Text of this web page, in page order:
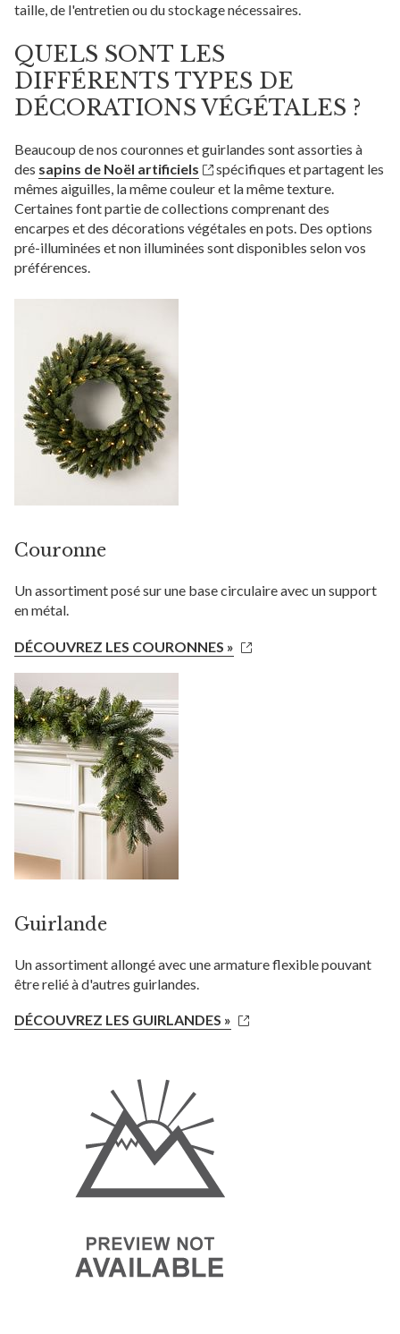
taille, de l'entretien ou du stockage nécessaires.
QUELS SONT LES
DIFFÉRENTS TYPES DE
DÉCORATIONS VÉGÉTALES ?
Beaucoup de nos couronnes et guirlandes sont assorties à
des sapins de Noël artificiels
spécifiques et partagent les
mêmes aiguilles, la même couleur et la même texture.
Certaines font partie de collections comprenant des
encarpes et des décorations végétales en pots. Des options
pré-illuminées et non illuminées sont disponibles selon vos
préférences.
Couronne
Un assortiment posé sur une base circulaire avec un support
en métal.
DÉCOUVREZ LES COURONNES »
Guirlande
Un assortiment allongé avec une armature flexible pouvant
être relié à d'autres guirlandes.
DÉCOUVREZ LES GUIRLANDES »